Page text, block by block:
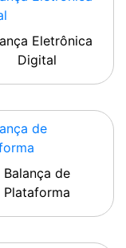
Eletrônica
Digital
Balança de
Plataforma